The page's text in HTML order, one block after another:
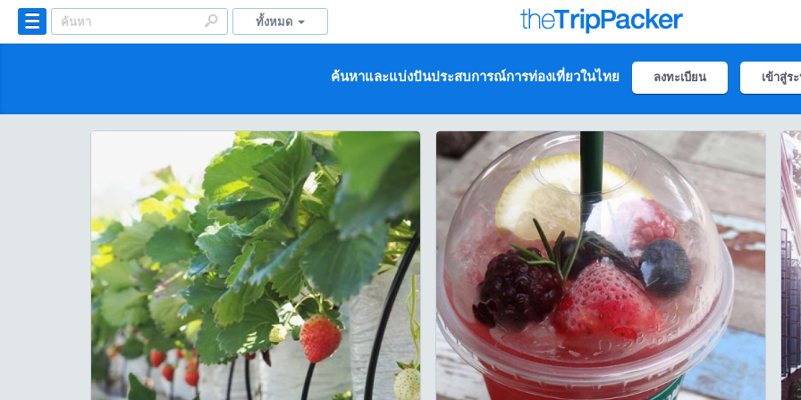
ทั้งหมด
ค้นหาและแบ่งปันประสบการณ์การท่องเที่ยวในไทย ลงทะเบียน เข้าสู่ร